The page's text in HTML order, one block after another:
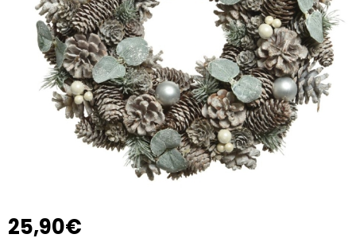
25,90€